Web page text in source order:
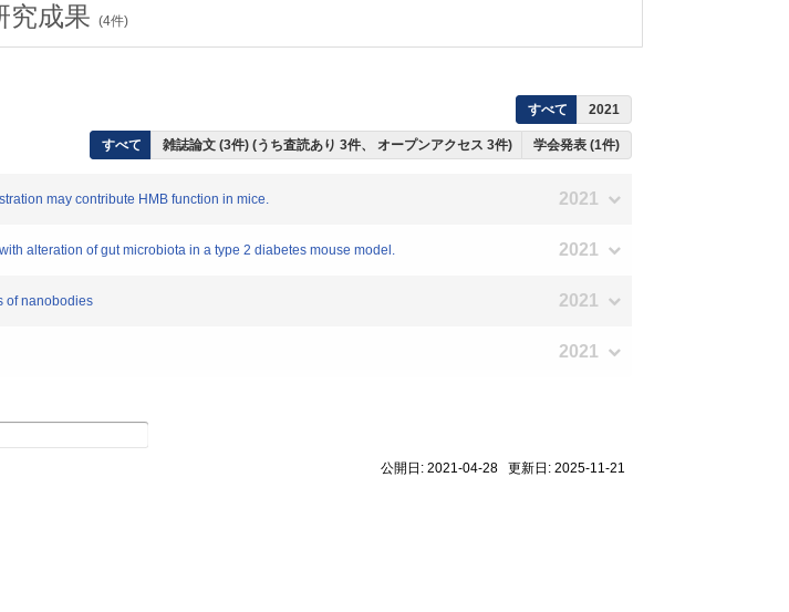
究成果 (4件)
すべて 2021
すべて 雑誌論文 (3件) (うち査読あり 3件、 オープンアクセス 3件) 学会発表 (1件)
may contribute HMB function in mice. 2021
alteration of gut microbiota in a type 2 diabetes mouse model. 2021
of nanobodies 2021
2021
公開日: 2021-04-28 更新日: 2025-11-21